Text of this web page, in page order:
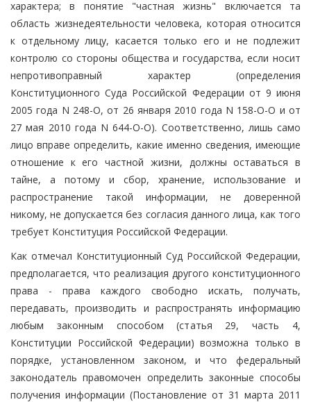
характера; в понятие "частная жизнь" включается та
область жизнедеятельности человека, которая относится
к отдельному лицу, касается только его и не подлежит
контролю со стороны общества и государства, если носит
непротивоправный характер (определения
Конституционного Суда Российской Федерации от 9 июня
2005 года N 248-О, от 26 января 2010 года N 158-О-О и от
27 мая 2010 года N 644-О-О). Соответственно, лишь само
лицо вправе определить, какие именно сведения, имеющие
отношение к его частной жизни, должны оставаться в
тайне, а потому и сбор, хранение, использование и
распространение такой информации, не доверенной
никому, не допускается без согласия данного лица, как того
требует Конституция Российской Федерации.
Как отмечал Конституционный Суд Российской Федерации,
предполагается, что реализация другого конституционного
права - права каждого свободно искать, получать,
передавать, производить и распространять информацию
любым законным способом (статья 29, часть 4,
Конституции Российской Федерации) возможна только в
порядке, установленном законом, и что федеральный
законодатель правомочен определить законные способы
получения информации (Постановление от 31 марта 2011